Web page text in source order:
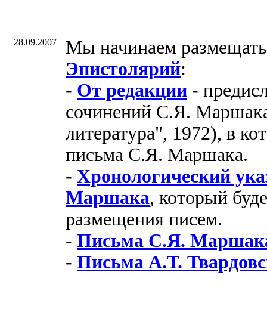
28.09.2007
Мы начинаем
Эпистолярий:
- От редакции -
сочинений С.Я.
литература", 1972), в
письма С.Я. Маршака.
- Хронологический
Маршака, который
размещения писем.
- Письма С.Я.
- Письма А.Т.